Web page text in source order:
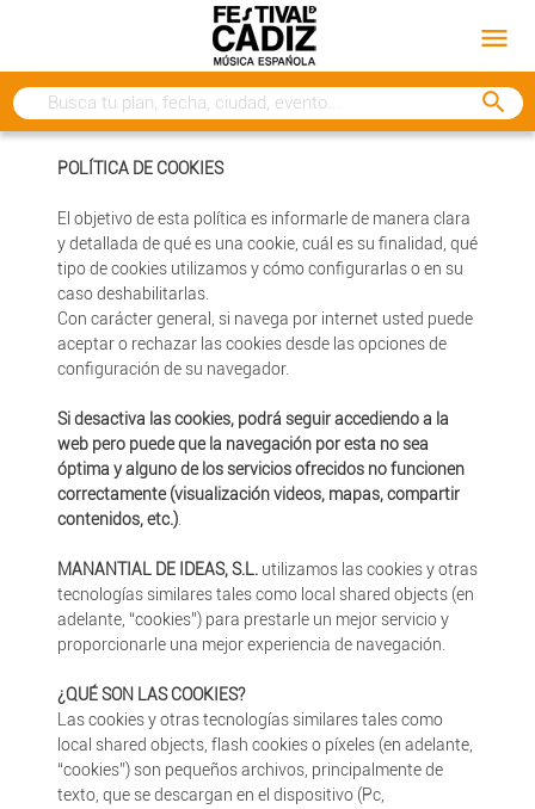
menu
search
POLÍTICA DE COOKIES
El objetivo de esta política es informarle de manera clara
y detallada de qué es una cookie, cuál es su finalidad, qué
tipo de cookies utilizamos y cómo configurarlas o en su
caso deshabilitarlas.
Con carácter general, si navega por internet usted puede
aceptar o rechazar las cookies desde las opciones de
configuración de su navegador.
Si desactiva las cookies, podrá seguir accediendo a la
web pero puede que la navegación por esta no sea
óptima y alguno de los servicios ofrecidos no funcionen
correctamente (visualización videos, mapas, compartir
contenidos, etc.).
MANANTIAL DE IDEAS, S.L. utilizamos las cookies y otras
tecnologías similares tales como local shared objects (en
adelante, “cookies”) para prestarle un mejor servicio y
proporcionarle una mejor experiencia de navegación.
¿QUÉ SON LAS COOKIES?
Las cookies y otras tecnologías similares tales como
local shared objects, flash cookies o píxeles (en adelante,
“cookies”) son pequeños archivos, principalmente de
texto, que se descargan en el dispositivo (Pc,